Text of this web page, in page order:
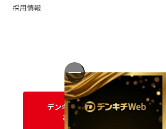
採用情報
デンキチWEBに関する
お問い合わせ